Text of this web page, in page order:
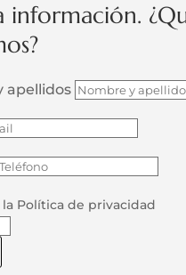
información.
apellidos
Política de privacidad